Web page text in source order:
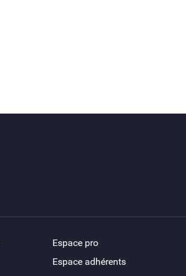
Espace pro
Espace adhérents